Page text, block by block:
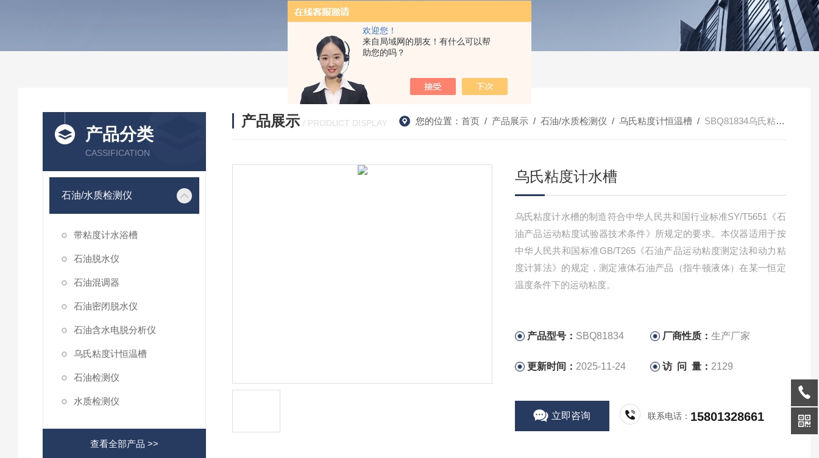
欢迎您！
来自局域网的朋友！有什么可以帮
助您的吗？
产品分类
CASSIFICATION
石油/水质检测仪
带粘度计水浴槽
石油脱水仪
石油混调器
石油密闭脱水仪
石油含水电脱分析仪
乌氏粘度计恒温槽
石油检测仪
水质检测仪
查看全部产品 >>
产品展示 / PRODUCT DISPLAY 您的位置： 首页/ 产品展示/ 石油/水质检测仪 / 乌氏粘度计恒温槽/ SBQ81834乌氏粘度计水槽
乌氏粘度计水槽
乌氏粘度计水槽的制造符合中华人民共和国行业标准SY/T5651《石
油产品运动粘度试验器技术条件》所规定的要求。本仪器适用于按
中华人民共和国标准GB/T265《石油产品运动粘度测定法和动力粘
度计算法》的规定，测定液体石油产品（指牛顿液体）在某一恒定
温度条件下的运动粘度。
产品型号： SBQ81834 厂商性质：生产厂家
更新时间： 2025-11-24 访 问 量： 2129
立即咨询 联系电话： 15801328661